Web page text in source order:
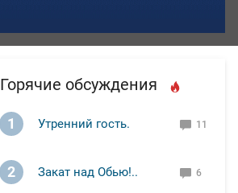
Горячие обсуждения
1 Утренний гость. 11
2 Закат над Обью!.. 6